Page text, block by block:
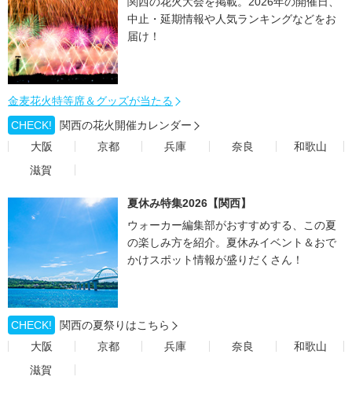
中止・延期情報や人気ランキングなどをお
届け！
金麦花火特等席＆グッズが当たる
CHECK!
関西の花火開催カレンダー
大阪
京都 兵庫 奈良
和歌山
滋賀
夏休み特集2026【関西】
ウォーカー編集部がおすすめする、この夏
の楽しみ方を紹介。夏休みイベント＆おで
かけスポット情報が盛りだくさん！
CHECK!
関西の夏祭りはこちら
大阪
京都 兵庫 奈良
和歌山
滋賀